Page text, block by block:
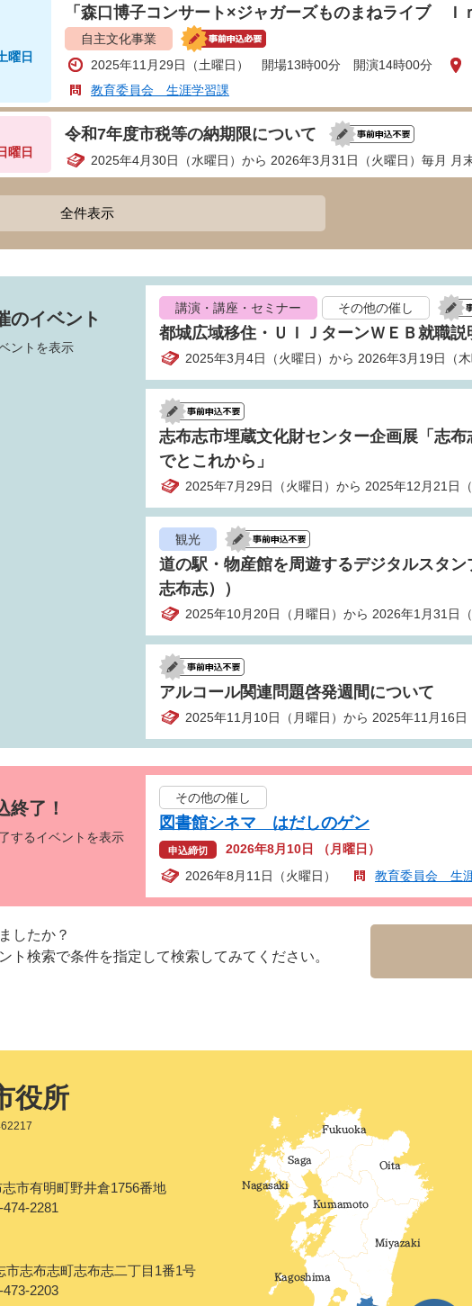
曜日
「森口博子コンサート×ジャガーズものまねライブ Ｉ
自主文化事業
2025年11月29日（土曜日） 開場13時00分 開演14時00分
教育委員会 生涯学習課
曜日
令和7年度市税等の納期限について
2025年4月30日（水曜日）から 2026年3月31日（火曜日）毎月 月
全件表示
のイベント
ントを表示
講演・講座・セミナー その他の催し
都城広域移住・ＵＩＪターンＷＥＢ就職
2025年3月4日（火曜日）から 2026年3月19日（木
志布志市埋蔵文化財センター企画展「志
でとこれから」
2025年7月29日（火曜日）から 2025年12月21日（
観光
道の駅・物産館を周遊するデジタルスタ
志布志））
2025年10月20日（月曜日）から 2026年1月31日（
アルコール関連問題啓発週間について
2025年11月10日（月曜日）から 2025年11月16日
終了！
するイベントを表示
その他の催し
図書館シネマ はだしのゲン
申込締切
2026年8月10日 （月曜日）
2026年8月11日（火曜日）
教育委員会 生
したか？
ト検索で条件を指定して検索してみてください。
役所
市有明町野井倉1756番地
2281
市志布志町志布志二丁目1番1号
2203